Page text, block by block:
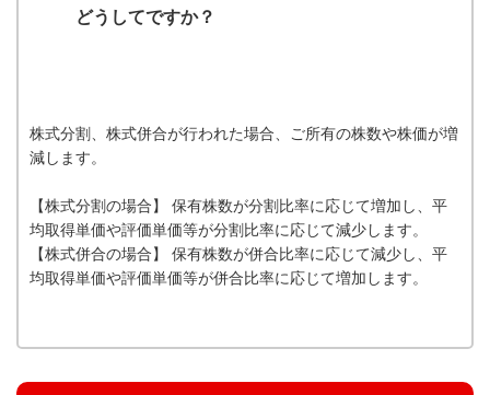
どうしてですか？
株式分割、株式併合が行われた場合、ご所有の株数や株価が増
減します。
【株式分割の場合】 保有株数が分割比率に応じて増加し、平
均取得単価や評価単価等が分割比率に応じて減少します。
【株式併合の場合】 保有株数が併合比率に応じて減少し、平
均取得単価や評価単価等が併合比率に応じて増加します。